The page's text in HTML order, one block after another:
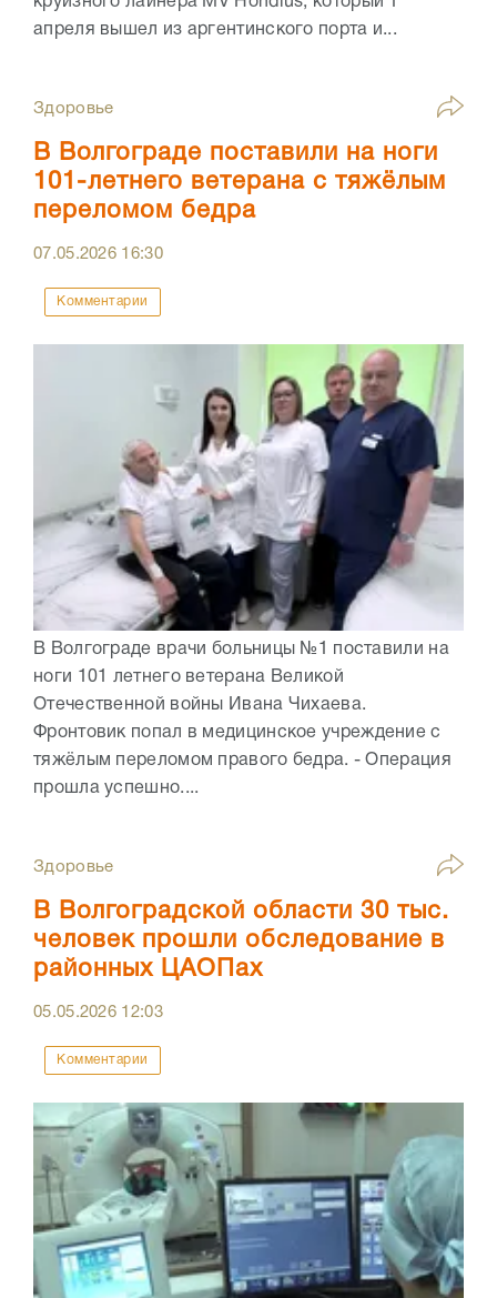
апреля вышел из аргентинского порта и...
Здоровье
В Волгограде поставили на ноги
101-летнего ветерана с тяжёлым
переломом бедра
07.05.2026 16:30
Комментарии
В Волгограде врачи больницы №1 поставили на
ноги 101 летнего ветерана Великой
Отечественной войны Ивана Чихаева.
Фронтовик попал в медицинское учреждение с
тяжёлым переломом правого бедра. - Операция
прошла успешно....
Здоровье
В Волгоградской области 30 тыс.
человек прошли обследование в
районных ЦАОПах
05.05.2026 12:03
Комментарии